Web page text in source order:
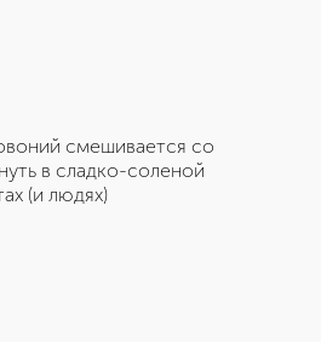
смешивается со
в сладко-соленой
(и людях)